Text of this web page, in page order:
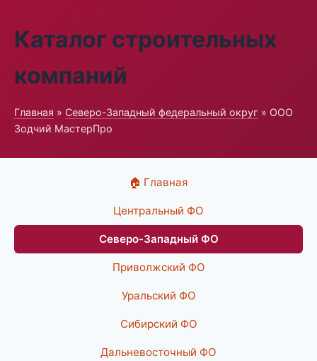
Каталог строительных
компаний
Главная » Северо-Западный федеральный округ » ООО
Зодчий МастерПро
🏠 Главная
Центральный ФО
Северо-Западный ФО
Приволжский ФО
Уральский ФО
Сибирский ФО
Дальневосточный ФО